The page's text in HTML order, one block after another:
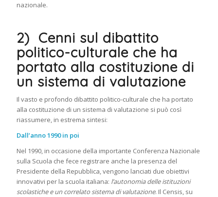
nazionale.
2) Cenni sul dibattito
politico-culturale che ha
portato alla costituzione di
un sistema di valutazione
Il vasto e profondo dibattito politico-culturale che ha portato
alla costituzione di un sistema di valutazione si può così
riassumere, in estrema sintesi:
Dall’anno 1990 in poi
Nel 1990, in occasione della importante Conferenza Nazionale
sulla Scuola che fece registrare anche la presenza del
Presidente della Repubblica, vengono lanciati due obiettivi
innovativi per la scuola italiana: l’autonomia delle istituzioni
scolastiche e un correlato sistema di valutazione. Il Censis, su